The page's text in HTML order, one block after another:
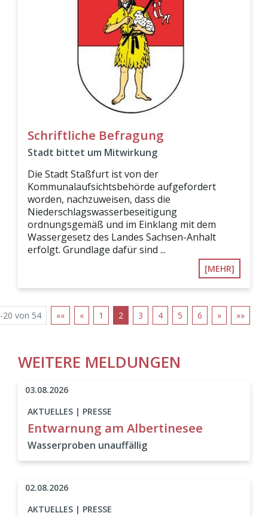
Schriftliche Befragung
Stadt bittet um Mitwirkung
Die Stadt Staßfurt ist von der
Kommunalaufsichtsbehörde aufgefordert
worden, nachzuweisen, dass die
Niederschlagswasserbeseitigung
ordnungsgemäß und im Einklang mit dem
Wassergesetz des Landes Sachsen-Anhalt
erfolgt. Grundlage dafür sind ...
[MEHR]
20 von 54 «« « 1 2 3 4 5 6 » »»
WEITERE MELDUNGEN
AKTUELLES | PRESSE
Entwarnung am Albertinesee
Wasserproben unauffällig
03.08.2026
AKTUELLES | PRESSE
02.08.2026